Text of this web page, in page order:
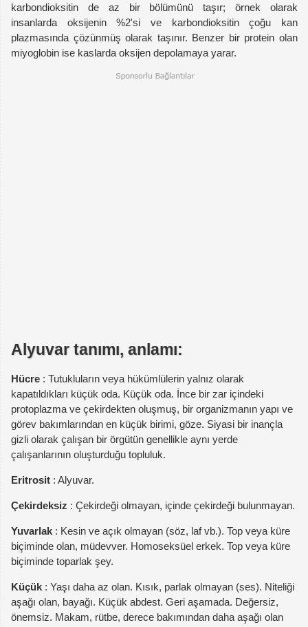
karbondioksitin de az bir bölümünü taşır; örnek olarak
insanlarda oksijenin %2'si ve karbondioksitin çoğu kan
plazmasında çözünmüş olarak taşınır. Benzer bir protein olan
miyoglobin ise kaslarda oksijen depolamaya yarar.
Alyuvar tanımı, anlamı:
Hücre : Tutukluların veya hükümlülerin yalnız olarak
kapatıldıkları küçük oda. Küçük oda. İnce bir zar içindeki
protoplazma ve çekirdekten oluşmuş, bir organizmanın yapı ve
görev bakımlarından en küçük birimi, göze. Siyasi bir inançla
gizli olarak çalışan bir örgütün genellikle aynı yerde
çalışanlarının oluşturduğu topluluk.
Eritrosit : Alyuvar.
Çekirdeksiz : Çekirdeği olmayan, içinde çekirdeği bulunmayan.
Yuvarlak : Kesin ve açık olmayan (söz, laf vb.). Top veya küre
biçiminde olan, müdevver. Homoseksüel erkek. Top veya küre
biçiminde toparlak şey.
Küçük : Yaşı daha az olan. Kısık, parlak olmayan (ses). Niteliği
aşağı olan, bayağı. Küçük abdest. Geri aşamada. Değersiz,
önemsiz. Makam, rütbe, derece bakımından daha aşağı olan